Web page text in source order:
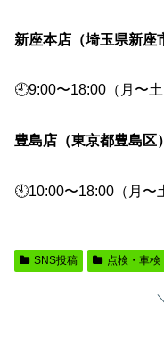
新座本店（埼玉県新座
🕘9:00〜18:00（月〜
豊島店（東京都豊島区）
🕙10:00〜18:00（月〜
SNS投稿 点検・車検